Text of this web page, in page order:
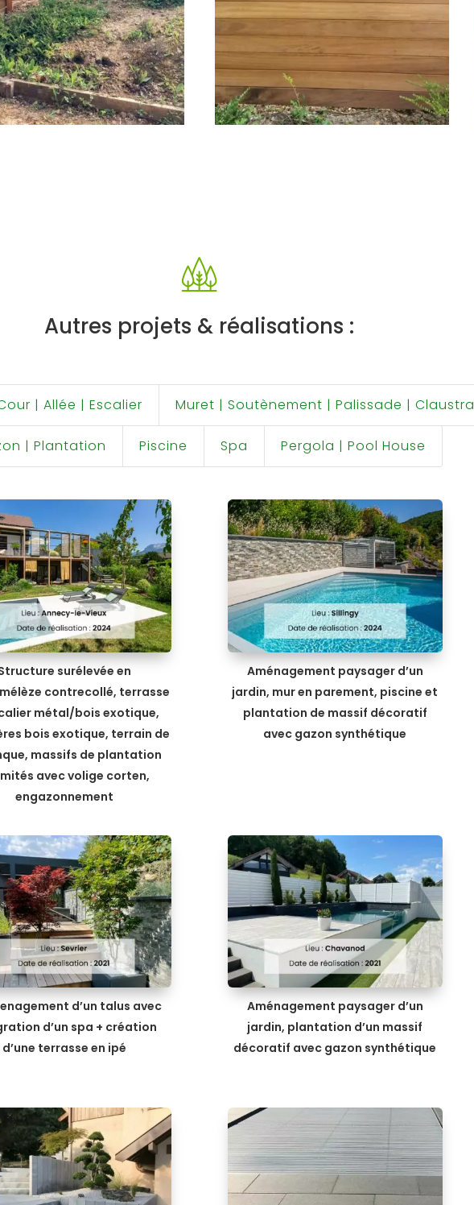
Autres projets & réalisations :
| Allée | Escalier Muret | Soutènement | Palissade | Claustra
| Plantation Piscine Spa Pergola | Pool House
surélevée en
contrecollé, terrasse
métal/bois exotique,
bois exotique, terrain de
massifs de plantation
avec volige corten,
engazonnement
Aménagement paysager d’un
jardin, mur en parement, piscine et
plantation de massif décoratif
avec gazon synthétique
d’un talus avec
d’un spa + création
d’une terrasse en ipé
Aménagement paysager d’un
jardin, plantation d’un massif
décoratif avec gazon synthétique